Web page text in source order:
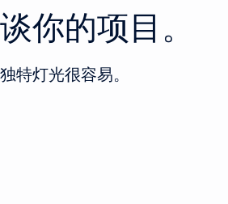
你的项目。
特灯光很容易。